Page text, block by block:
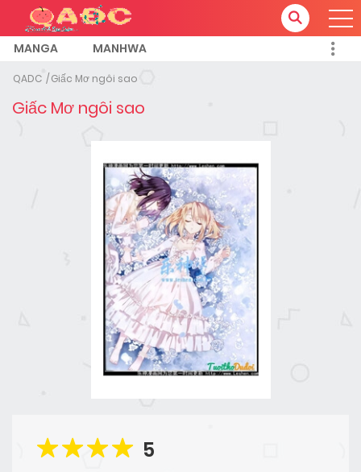
MANGA MANHWA
QADC Giấc Mơ ngôi sao
Giấc Mơ ngôi sao
5